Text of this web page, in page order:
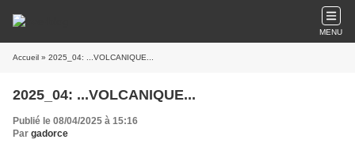
MENU
Accueil » 2025_04: ...VOLCANIQUE...
2025_04: ...VOLCANIQUE...
Publié le 08/04/2025 à 15:16
Par gadorce